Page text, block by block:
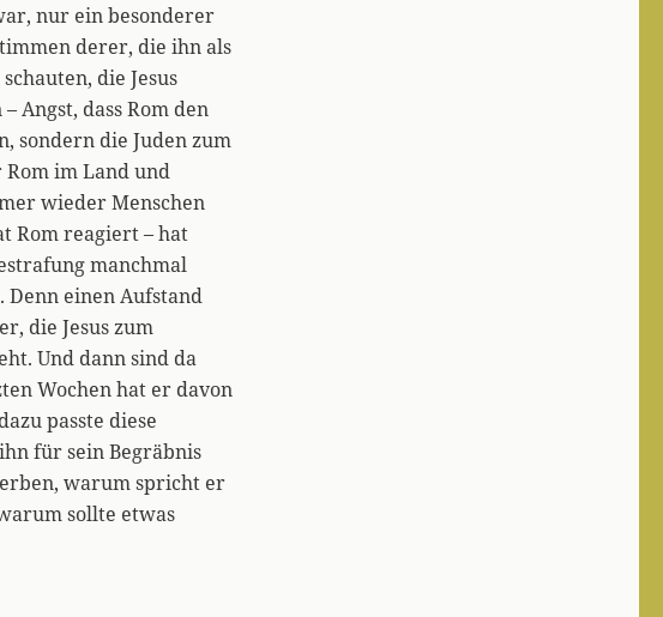
nur ein besonderer
derer, die ihn als
die Jesus
Angst, dass Rom den
sondern die Juden zum
im Land und
wieder Menschen
Rom reagiert – hat
manchmal
Denn einen Aufstand
die Jesus zum
Und dann sind da
Wochen hat er davon
passte diese
für sein Begräbnis
warum spricht er
sollte etwas